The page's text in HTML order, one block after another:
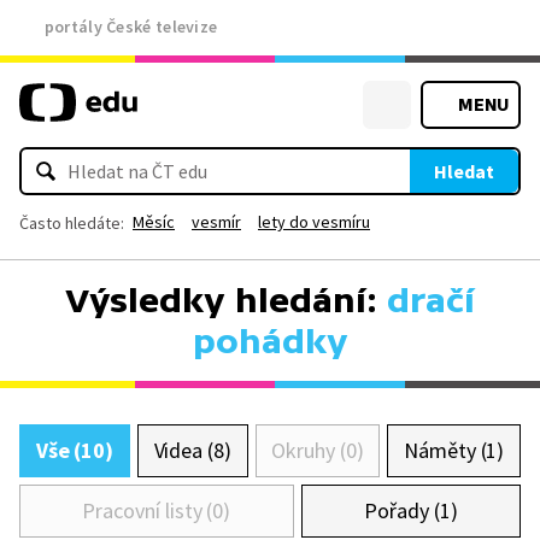
portály České televize
MENU
Hledat
Často hledáte: Měsíc vesmír lety do vesmíru
Výsledky hledání: dračí
pohádky
Vše (10) Videa (8) Okruhy (0) Náměty (1)
Pracovní listy (0) Pořady (1)